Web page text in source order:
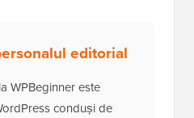
editorial
WPBeginner este
conduși de